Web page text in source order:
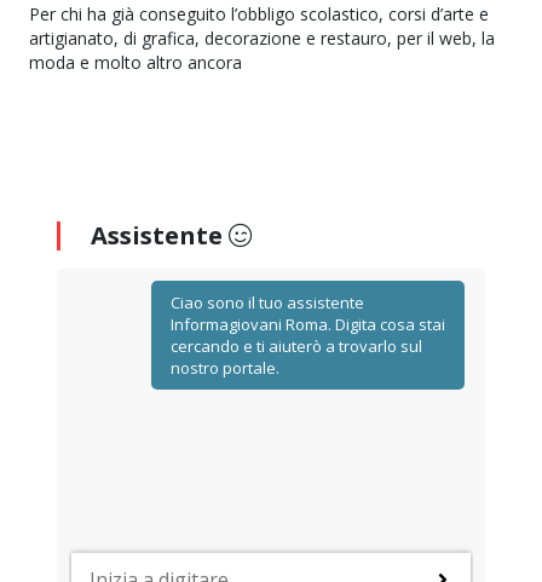
Per chi ha già conseguito l’obbligo scolastico, corsi d’arte e
artigianato, di grafica, decorazione e restauro, per il web, la
moda e molto altro ancora
Assistente
Ciao sono il tuo assistente
Informagiovani Roma. Digita cosa stai
cercando e ti aiuterò a trovarlo sul
nostro portale.